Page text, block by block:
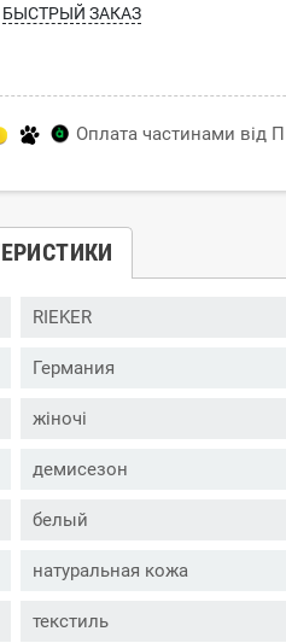
БЫСТРЫЙ ЗАКАЗ
Оплата частинами від
RIEKER
Германия
жіночі
демисезон
белый
натуральная кожа
текстиль